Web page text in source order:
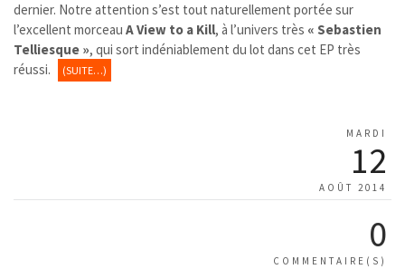
dernier. Notre attention s’est tout naturellement portée sur
l’excellent morceau A View to a Kill, à l’univers très « Sebastien
Telliesque », qui sort indéniablement du lot dans cet EP très
réussi.
(SUITE…)
MARDI
12
AOÛT 2014
0
COMMENTAIRE(S)